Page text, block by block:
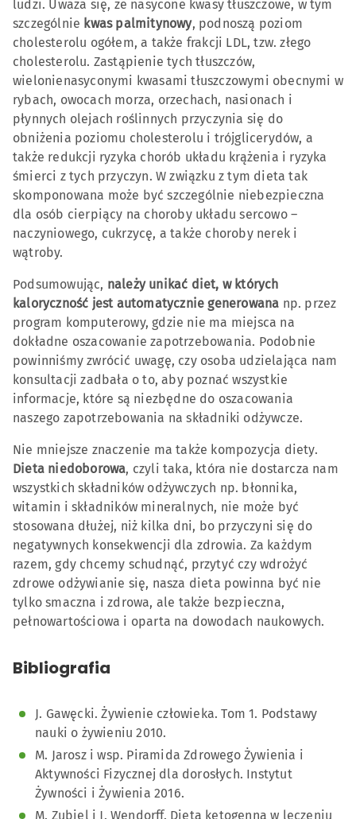
ludzi. Uważa się, że nasycone kwasy tłuszczowe, w tym
szczególnie kwas palmitynowy, podnoszą poziom
cholesterolu ogółem, a także frakcji LDL, tzw. złego
cholesterolu. Zastąpienie tych tłuszczów,
wielonienasyconymi kwasami tłuszczowymi obecnymi w
rybach, owocach morza, orzechach, nasionach i
płynnych olejach roślinnych przyczynia się do
obniżenia poziomu cholesterolu i trójglicerydów, a
także redukcji ryzyka chorób układu krążenia i ryzyka
śmierci z tych przyczyn. W związku z tym dieta tak
skomponowana może być szczególnie niebezpieczna
dla osób cierpiący na choroby układu sercowo –
naczyniowego, cukrzycę, a także choroby nerek i
wątroby.
Podsumowując, należy unikać diet, w których
kaloryczność jest automatycznie generowana np. przez
program komputerowy, gdzie nie ma miejsca na
dokładne oszacowanie zapotrzebowania. Podobnie
powinniśmy zwrócić uwagę, czy osoba udzielająca nam
konsultacji zadbała o to, aby poznać wszystkie
informacje, które są niezbędne do oszacowania
naszego zapotrzebowania na składniki odżywcze.
Nie mniejsze znaczenie ma także kompozycja diety.
Dieta niedoborowa, czyli taka, która nie dostarcza nam
wszystkich składników odżywczych np. błonnika,
witamin i składników mineralnych, nie może być
stosowana dłużej, niż kilka dni, bo przyczyni się do
negatywnych konsekwencji dla zdrowia. Za każdym
razem, gdy chcemy schudnąć, przytyć czy wdrożyć
zdrowe odżywianie się, nasza dieta powinna być nie
tylko smaczna i zdrowa, ale także bezpieczna,
pełnowartościowa i oparta na dowodach naukowych.
Bibliografia
J. Gawęcki. Żywienie człowieka. Tom 1. Podstawy
nauki o żywieniu 2010.
M. Jarosz i wsp. Piramida Zdrowego Żywienia i
Aktywności Fizycznej dla dorosłych. Instytut
Żywności i Żywienia 2016.
M. Zubiel i J. Wendorff. Dieta ketogenna w leczeniu